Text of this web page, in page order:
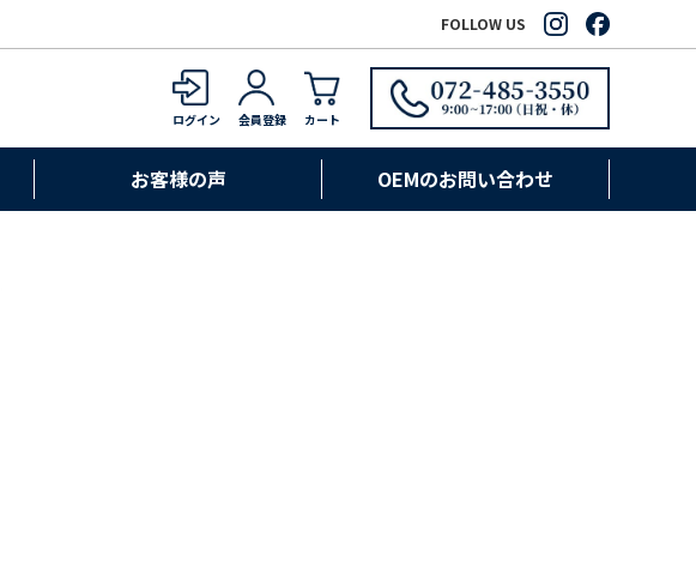
FOLLOW US
ログイン 会員登録 カート
お客様の声 OEMのお問い合わせ